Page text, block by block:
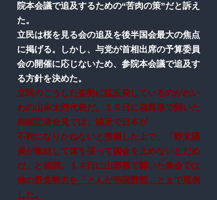
院本会議で追及するための“苦肉の策”だと訴え
た。
立民は桜を見る会の追及を後半国会最大の焦点
に掲げる。しかし、与党が首相出席の予算委員
会の開催に応じないため、参院本会議で追及す
る方針を決めた。
立民のこうした姿勢に猛反発しているのがれい
わの山本太郎代表だ。１６日に福島県で開いた
街頭記者会見では、協定で日本が
不利になりかねないと指摘した上で、「野党議
員が集結して体を張って国会を止めないとだめ
だ」と強調。１４日に山形県で開いた集会では
他の野党勢力を「とんだ売国野郎」とまで罵倒
した。